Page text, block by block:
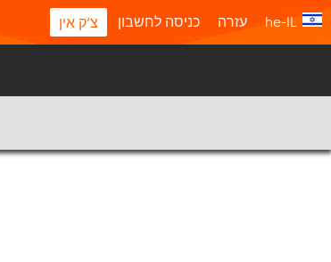
צ'ק אין כניסה לחשבון עזרה he-IL